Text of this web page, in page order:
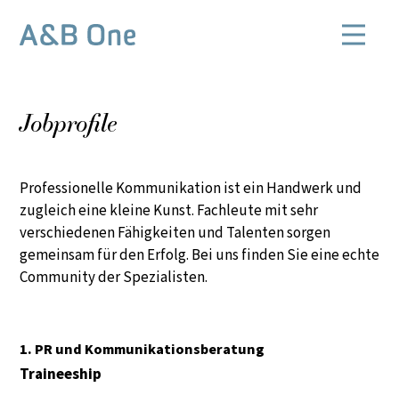
Jobprofile
Professionelle Kommunikation ist ein Handwerk und
zugleich eine kleine Kunst. Fachleute mit sehr
verschiedenen Fähigkeiten und Talenten sorgen
gemeinsam für den Erfolg. Bei uns finden Sie eine echte
Community der Spezialisten.
1. PR und Kommunikationsberatung
Traineeship